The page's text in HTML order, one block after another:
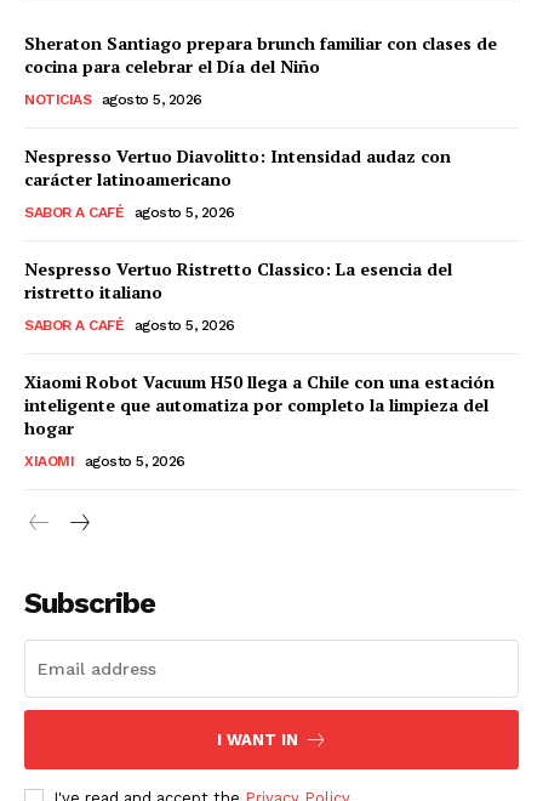
Sheraton Santiago prepara brunch familiar con clases de
cocina para celebrar el Día del Niño
NOTICIAS agosto 5, 2026
Nespresso Vertuo Diavolitto: Intensidad audaz con
carácter latinoamericano
SABOR A CAFÉ agosto 5, 2026
Nespresso Vertuo Ristretto Classico: La esencia del
ristretto italiano
SABOR A CAFÉ agosto 5, 2026
Xiaomi Robot Vacuum H50 llega a Chile con una estación
inteligente que automatiza por completo la limpieza del
hogar
XIAOMI agosto 5, 2026
Subscribe
I WANT IN